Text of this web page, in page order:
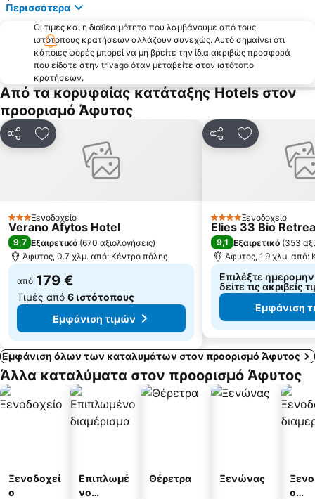
Μαρίνα Πόρτο Καρράς
Νεα Σκιώνη
Κρυοπηγή
αθυτος
Γερακινή
Παραδείσος
Afytos
Παραδοσιακός οικισμός Νικήτης
Παραλία της Αφύτου
Λιμάνι του Πόρτο Κουφό
Ποτίδαια
Γκολφ Κλαμπ Πόρτο Καρράς
Άγιος Ιωάννης
Παραδοσιακός οικισμός Συκιάς
Μαρίνα Σάνη
Παραλία Κοβιού
Περισσότερα
Οι τιμές και η διαθεσιμότητα που λαμβάνουμε από τους
ιστότοπους κρατήσεων αλλάζουν συνεχώς. Αυτό σημαίνει ότι
κάποιες φορές μπορεί να μη βρείτε την ίδια ακριβώς προσφορά
που είδατε στην trivago όταν μεταβείτε στον ιστότοπο
κρατήσεων.
Από τα κορυφαίας κατάταξης Hotels στον
προορισμό Άφυτος
ΚοινοποίησηΠροσθήκη στα αγαπημένα
3 ΑστέριαΞενοδοχείο
Verano Afytos Hotel
9,7 Εξαιρετικό (670 αξιολογήσεις)
Άφυτος, 0.7 χλμ. από: Κέντρο πόλης
από 179 €
Τιμές από 6 ιστότοπους
Εμφάνιση τιμών
ΚοινοποίησηΠροσθήκη
4 ΑστέριαΞενοδοχείο
Elies 33 Bio
9,1 Εξαιρετικό (353
Άφυτος, 1.9 χλμ. από:
Επιλέξτε
δείτε τις ακριβείς
Εμφάνιση
Εμφάνιση όλων των καταλυμάτων στον προορισμό Άφυτος
Άλλα καταλύματα στον προορισμό Άφυτος
Ξενοδοχεί
ο
Επιπλωμέ
νο
Θέρετρα Ξενώνας
ο